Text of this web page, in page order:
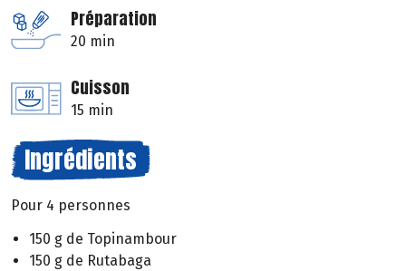
Préparation
20 min
Cuisson
15 min
Ingrédients
Pour 4 personnes
150 g de Topinambour
150 g de Rutabaga